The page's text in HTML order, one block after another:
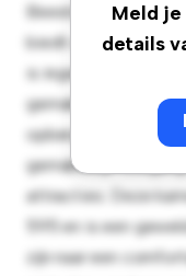
Meld je
details
Beestenmarkt 9,
biedt een rustige en
is ingericht met de
gemak en biedt een
gemakkelijk
attracties. Deze
595 en is een
zijn naar een